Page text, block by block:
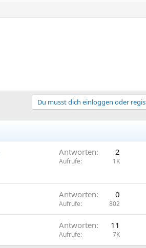
Du musst dich einloggen oder
Antworten 2
Aufrufe 1K
Antworten 0
Aufrufe 802
Antworten 11
Aufrufe 7K